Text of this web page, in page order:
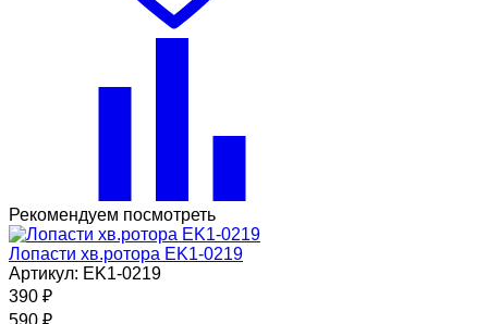
Рекомендуем посмотреть
Лопасти хв.ротора EK1-0219
Артикул: EK1-0219
390 ₽
590 ₽